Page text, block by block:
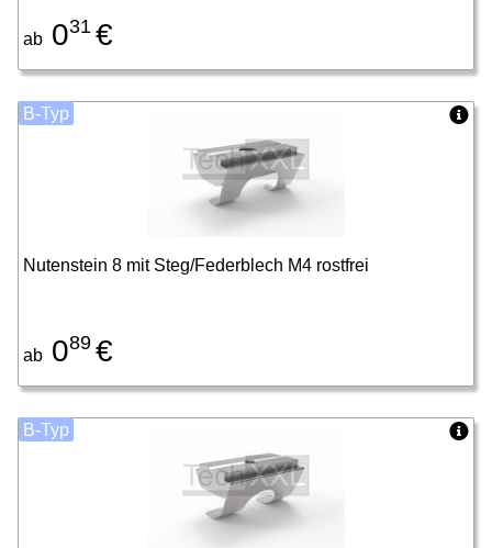
ab 031 €
Nutenstein 8 mit Steg/Federblech M4 rostfrei
ab 089 €
B-Typ
B-Typ